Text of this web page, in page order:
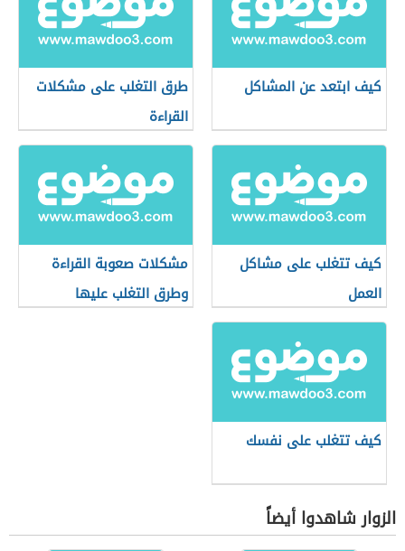
كيف ابتعد عن المشاكل
طرق التغلب على مشكلات
القراءة
كيف تتغلب على مشاكل
العمل
مشكلات صعوبة القراءة
وطرق التغلب عليها
كيف تتغلب على نفسك
الزوار شاهدوا أيضاً